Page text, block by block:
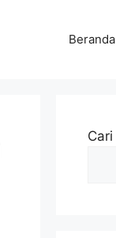
Beranda
Cari